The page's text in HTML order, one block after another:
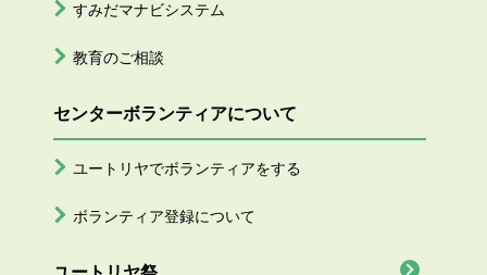
すみだマナビシステム
教育のご相談
センターボランティアについて
ユートリヤでボランティアをする
ボランティア登録について